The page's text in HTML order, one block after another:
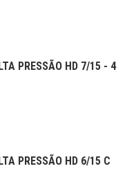
PRESSÃO HD 7/15 - 4
PRESSÃO HD 6/15 C